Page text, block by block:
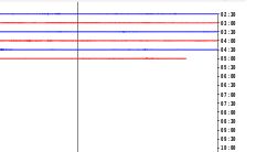
02:30
03:00
03:30
04:00
04:30
05:00
05:30
06:00
06:30
07:00
07:30
08:00
08:30
09:00
09:30
10:00